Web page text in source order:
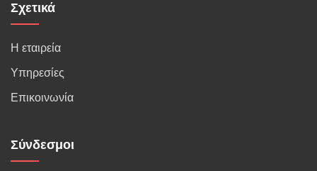
Σχετικά
Η εταιρεία
Υπηρεσίες
Επικοινωνία
Σύνδεσμοι